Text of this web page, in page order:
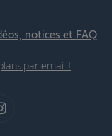
notices et FAQ
par email !